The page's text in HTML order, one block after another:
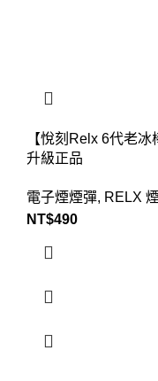
【悅刻Relx 6代老
升級正品
電子煙煙彈, RELX
NT$490